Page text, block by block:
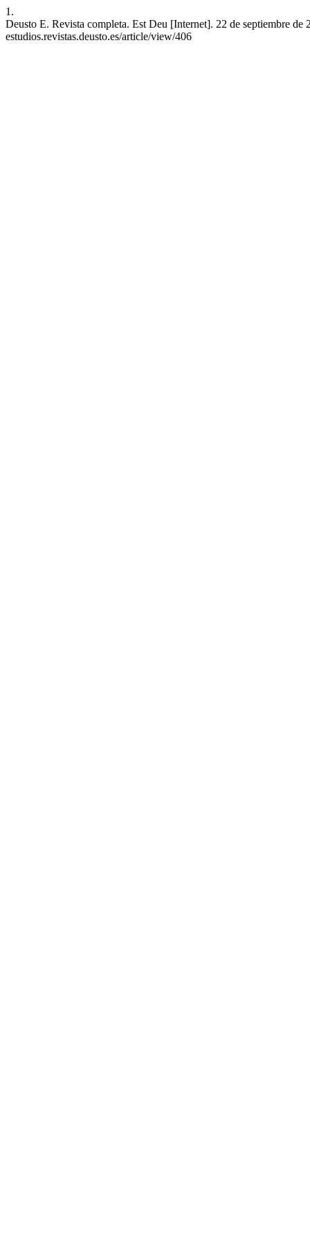
1.
Deusto E. Revista completa. Est Deu [Internet]. 22 de septiembre
estudios.revistas.deusto.es/article/view/406